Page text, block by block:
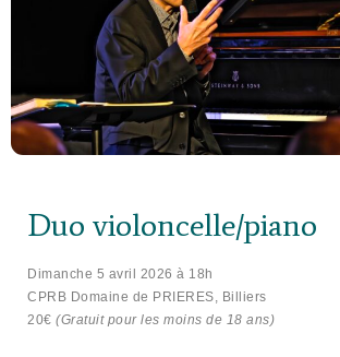
Duo violoncelle/piano
Dimanche 5 avril 2026 à 18h
CPRB Domaine de PRIERES, Billiers
20€ (Gratuit pour les moins de 18 ans)